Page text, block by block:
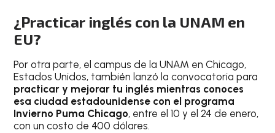
¿Practicar inglés con la UNAM en
EU?
Por otra parte, el campus de la UNAM en Chicago,
Estados Unidos, también lanzó la convocatoria para
practicar y mejorar tu inglés mientras conoces
esa ciudad estadounidense con el programa
Invierno Puma Chicago, entre el 10 y el 24 de enero,
con un costo de 400 dólares.